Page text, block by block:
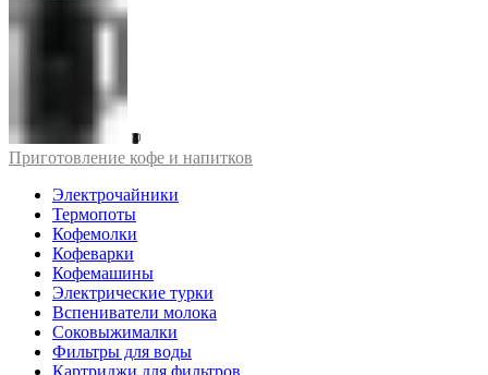
Приготовление кофе и напитков
Электрочайники
Термопоты
Кофемолки
Кофеварки
Кофемашины
Электрические турки
Вспениватели молока
Соковыжималки
Фильтры для воды
Картриджи для фильтров